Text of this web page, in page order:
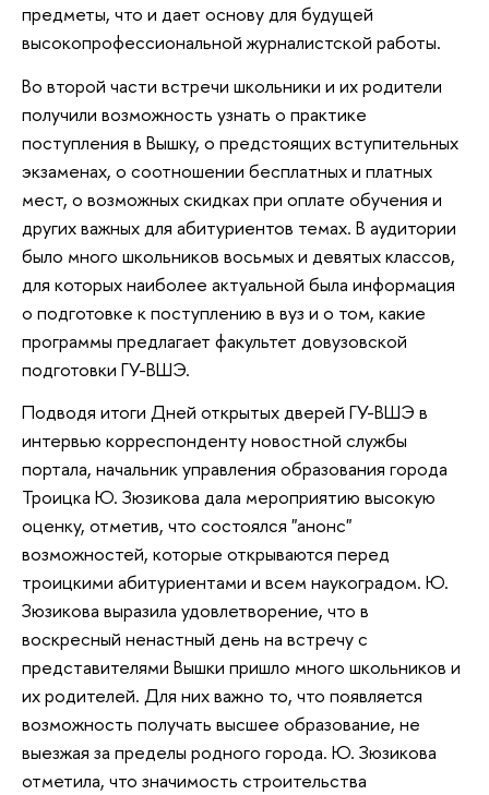
предметы, что и дает основу для будущей
высокопрофессиональной журналистской работы.
Во второй части встречи школьники и их родители
получили возможность узнать о практике
поступления в Вышку, о предстоящих вступительных
экзаменах, о соотношении бесплатных и платных
мест, о возможных скидках при оплате обучения и
других важных для абитуриентов темах. В аудитории
было много школьников восьмых и девятых классов,
для которых наиболее актуальной была информация
о подготовке к поступлению в вуз и о том, какие
программы предлагает факультет довузовской
подготовки ГУ-ВШЭ.
Подводя итоги Дней открытых дверей ГУ-ВШЭ в
интервью корреспонденту новостной службы
портала, начальник управления образования города
Троицка Ю. Зюзикова дала мероприятию высокую
оценку, отметив, что состоялся "анонс"
возможностей, которые открываются перед
троицкими абитуриентами и всем наукоградом. Ю.
Зюзикова выразила удовлетворение, что в
воскресный ненастный день на встречу с
представителями Вышки пришло много школьников и
их родителей. Для них важно то, что появляется
возможность получать высшее образование, не
выезжая за пределы родного города. Ю. Зюзикова
отметила, что значимость строительства